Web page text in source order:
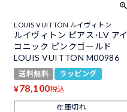
LOUIS VUITTON ルイヴィトン
ルイヴィトン ピアス･LV アイ
コニック ピンクゴールド
LOUIS VUITTON M00986
送料無料 ラッピング
¥78,100税込
在庫切れ